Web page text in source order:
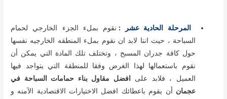
المرحلة الحادية عشر : نقوم بملء الجزء الخارجي لحمام
السباحة ، حيث اننا لابد ان نقوم بملء المنطقه الخارجيه نفسها
حول كافة جدران المسبح ، وتختلف تلك المادة التي يمكن أن
نقوم باستعمالها لهذا الغرض وفقا للمنطقة التي يتواجد فيها
العميل ، فلابد على
افضل مقاول بناء حمامات السباحة في
عجمان أن يقوم باعطائك افضل الاختيارات الاقتصادية الآمنه و